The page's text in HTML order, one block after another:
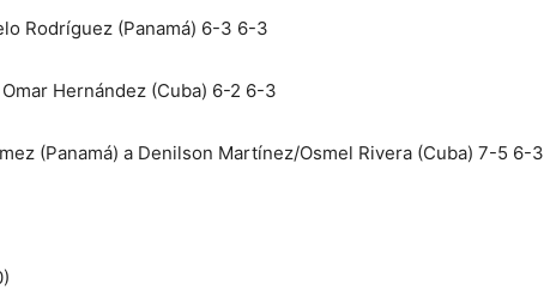
Rodríguez (Panamá) 6-3 6-3
Hernández (Cuba) 6-2 6-3
(Panamá) a Denilson Martínez/Osmel Rivera (Cuba) 7-5 6-3